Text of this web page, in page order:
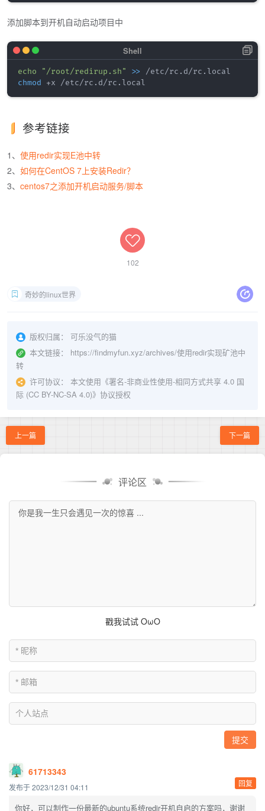
添加脚本到开机自动启动项目中
echo "/root/redirup.sh" >>
chmod
参考链接
1、 使用redir实现E池中转
2、 如何在CentOS 7上安装Redir？
3、 centos7之添加开机启动服务/脚本
102
奇妙的linux世界
版权归属：
可乐没气的猫
本文链接：
https://findmyfun.xyz/archives/使用redir实现矿池中
转
许可协议：
本文使用《署名-非商业性使用-相同方式共享 4.0 国
际 (CC BY-NC-SA 4.0)》协议授权
上一篇 下一篇
评论区